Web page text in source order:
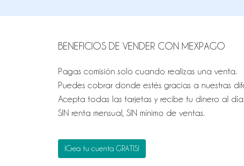
BENEFICIOS DE VENDER CON MEXPAGO
Pagas comisión solo cuando realizas una venta.
Puedes cobrar donde estés gracias a nuestras
Acepta todas las tarjetas y recibe tu dinero al día
SIN renta mensual, SIN mínimo de ventas.
¡Crea tu cuenta GRATIS!